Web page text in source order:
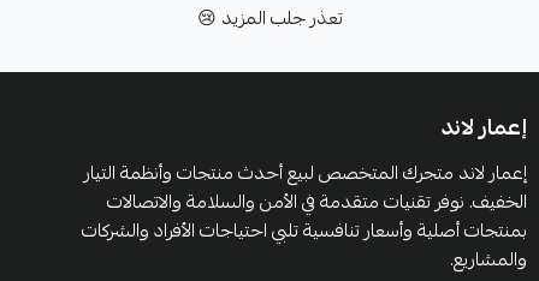
تعذر جلب المزيد 😢
إعمار لاند
إعمار لاند متجرك المتخصص لبيع أحدث منتجات وأنظمة التيار
الخفيف. نوفر تقنيات متقدمة في الأمن والسلامة والاتصالات
بمنتجات أصلية وأسعار تنافسية تلبي احتياجات الأفراد والشركات
والمشاريع.